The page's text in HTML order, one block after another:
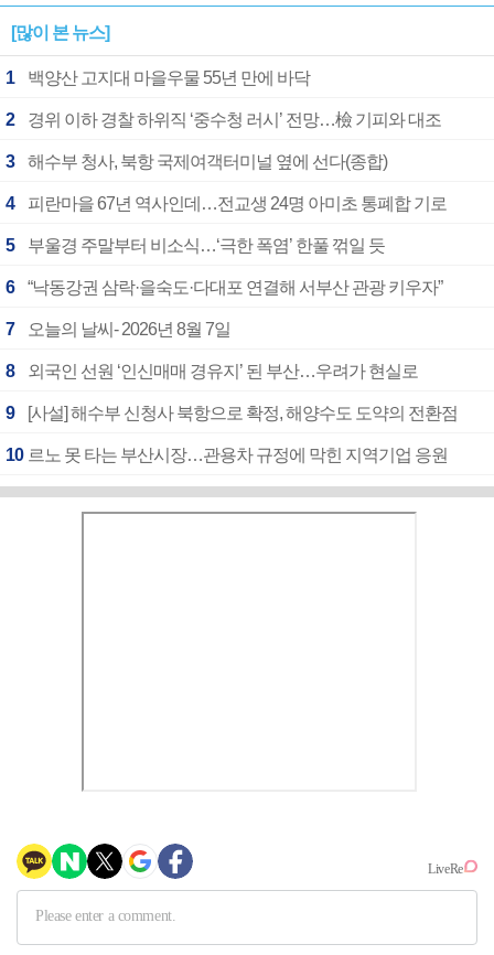
[많이 본 뉴스]
1 백양산 고지대 마을우물 55년 만에 바닥
2 경위 이하 경찰 하위직 ‘중수청 러시’ 전망…檢 기피와 대조
3 해수부 청사, 북항 국제여객터미널 옆에 선다(종합)
4 피란마을 67년 역사인데…전교생 24명 아미초 통폐합 기로
5 부울경 주말부터 비소식…‘극한 폭염’ 한풀 꺾일 듯
6 “낙동강권 삼락·을숙도·다대포 연결해 서부산 관광 키우자”
7 오늘의 날씨- 2026년 8월 7일
8 외국인 선원 ‘인신매매 경유지’ 된 부산…우려가 현실로
9 [사설] 해수부 신청사 북항으로 확정, 해양수도 도약의 전환점
10 르노 못 타는 부산시장…관용차 규정에 막힌 지역기업 응원